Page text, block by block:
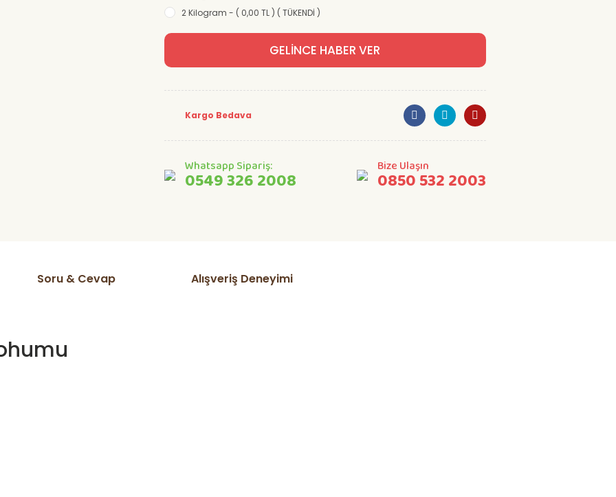
2 Kilogram - ( 0,00 TL ) ( TÜKENDİ )
GELİNCE HABER VER
Kargo Bedava
Whatsapp Sipariş:
0549 326 2008
Bize Ulaşın
0850 532 2003
Soru & Cevap Alışveriş Deneyimi